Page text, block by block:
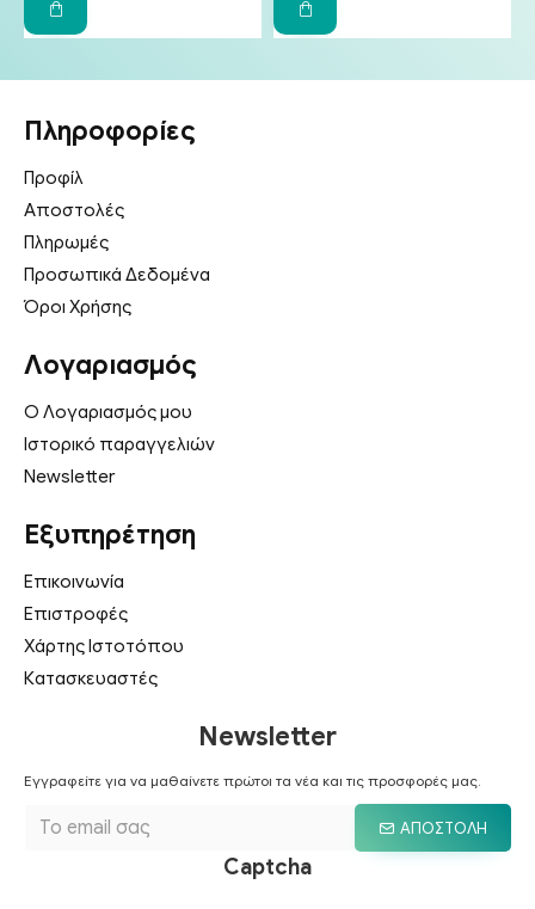
Πληροφορίες
Προφίλ
Αποστολές
Πληρωμές
Προσωπικά Δεδομένα
Όροι Χρήσης
Λογαριασμός
Ο Λογαριασμός μου
Ιστορικό παραγγελιών
Newsletter
Εξυπηρέτηση
Επικοινωνία
Επιστροφές
Χάρτης Ιστοτόπου
Κατασκευαστές
Newsletter
Εγγραφείτε για να μαθαίνετε πρώτοι τα νέα και τις προσφορές μας.
ΑΠΟΣΤΟΛΉ
Captcha